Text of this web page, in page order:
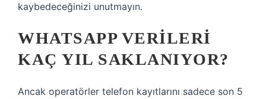
kaybedeceğinizi unutmayın.
WHATSAPP VERILERI
KAÇ YIL SAKLANIYOR?
Ancak operatörler telefon kayıtlarını sadece son 5